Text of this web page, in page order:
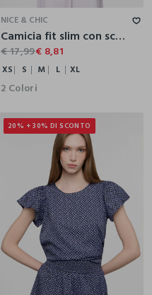
NICE & CHIC
Camicia fit slim con scollo rotondo in puro cotone donna
€ 17,99€ 8,81
XS S M L XL
2 Colori
20% + 30% DI SCONTO